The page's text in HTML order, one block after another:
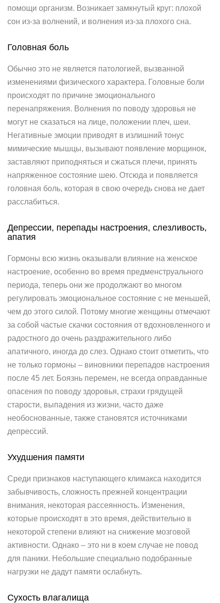
помощи организм. Возникает замкнутый круг: плохой
сон из-за волнений, и волнения из-за плохого сна.
Головная боль
Обычно это не является патологией, вызванной
изменениями физического характера. Головные боли
происходят по причине эмоционального
перенапряжения. Волнения по поводу здоровья не
могут не сказаться на лице, положении плеч, шеи.
Негативные эмоции приводят в излишний тонус
мимические мышцы, вызывают появление морщинок,
заставляют приподняться и сжаться плечи, принять
напряженное состояние шею. Отсюда и появляется
головная боль, которая в свою очередь снова не дает
расслабиться.
Депрессии, перепады настроения, слезливость,
апатия
Гормоны всю жизнь оказывали влияние на женское
настроение, особенно во время предменструального
периода, теперь они же продолжают во многом
регулировать эмоциональное состояние с не меньшей,
чем до этого силой. Потому многие женщины отмечают
за собой частые скачки состояния от вдохновленного и
радостного до очень раздражительного либо
апатичного, иногда до слез. Однако стоит отметить, что
не только гормоны – виновники перепадов настроения
после 45 лет. Боязнь перемен, не всегда оправданные
опасения по поводу здоровья, страхи грядущей
старости, выпадения из жизни, часто даже
необоснованные, также становятся источниками
депрессий.
Ухудшения памяти
Среди признаков наступающего климакса находится
забывчивость, сложность прежней концентрации
внимания, некоторая рассеянность. Изменения,
которые происходят в это время, действительно в
некоторой степени влияют на снижение мозговой
активности. Однако – это ни в коем случае не повод
для паники. Небольшие специально подобранные
нагрузки не дадут памяти ослабнуть.
Сухость влагалища